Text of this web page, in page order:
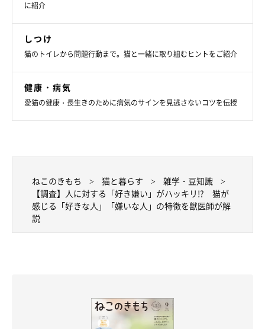
に紹介
しつけ
猫のトイレから問題行動まで。猫と一緒に取り組むヒントをご紹介
健康・病気
愛猫の健康・長生きのために病気のサインを見逃さないコツを伝授
ねこのきもち 猫と暮らす
雑学・豆知識
【調査】人に対する「好き嫌い」がハッキリ!? 猫が
感じる「好きな人」「嫌いな人」の特徴を獣医師が解
説